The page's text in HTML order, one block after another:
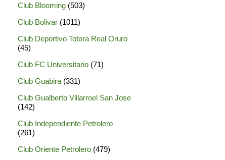
Club Blooming (503)
Club Bolivar (1011)
Club Deportivo Totora Real Oruro
(45)
Club FC Universitario (71)
Club Guabira (331)
Club Gualberto Villarroel San Jose
(142)
Club Independiente Petrolero
(261)
Club Oriente Petrolero (479)